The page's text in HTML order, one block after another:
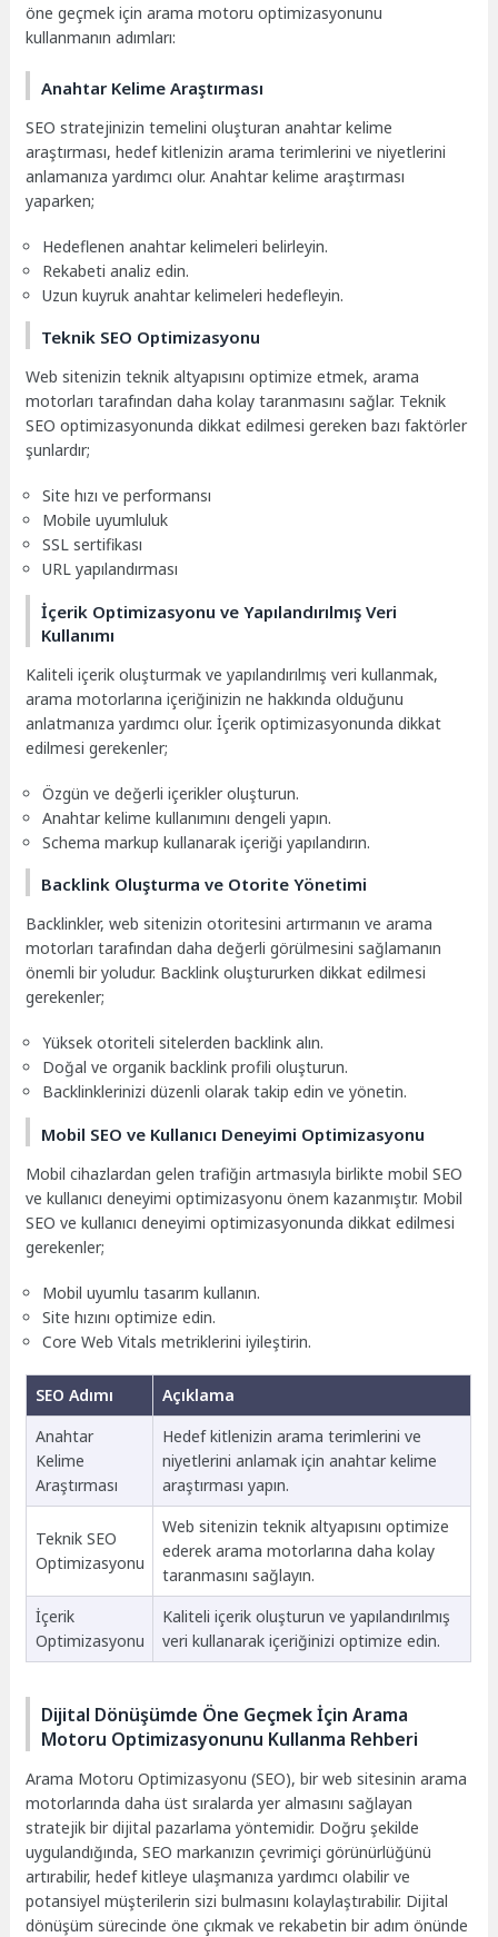
öne geçmek için arama motoru optimizasyonunu
kullanmanın adımları:
Anahtar Kelime Araştırması
SEO stratejinizin temelini oluşturan anahtar kelime
araştırması, hedef kitlenizin arama terimlerini ve niyetlerini
anlamanıza yardımcı olur. Anahtar kelime araştırması
yaparken;
Hedeflenen anahtar kelimeleri belirleyin.
Rekabeti analiz edin.
Uzun kuyruk anahtar kelimeleri hedefleyin.
Teknik SEO Optimizasyonu
Web sitenizin teknik altyapısını optimize etmek, arama
motorları tarafından daha kolay taranmasını sağlar. Teknik
SEO optimizasyonunda dikkat edilmesi gereken bazı faktörler
şunlardır;
Site hızı ve performansı
Mobile uyumluluk
SSL sertifikası
URL yapılandırması
İçerik Optimizasyonu ve Yapılandırılmış Veri
Kullanımı
Kaliteli içerik oluşturmak ve yapılandırılmış veri kullanmak,
arama motorlarına içeriğinizin ne hakkında olduğunu
anlatmanıza yardımcı olur. İçerik optimizasyonunda dikkat
edilmesi gerekenler;
Özgün ve değerli içerikler oluşturun.
Anahtar kelime kullanımını dengeli yapın.
Schema markup kullanarak içeriği yapılandırın.
Backlink Oluşturma ve Otorite Yönetimi
Backlinkler, web sitenizin otoritesini artırmanın ve arama
motorları tarafından daha değerli görülmesini sağlamanın
önemli bir yoludur. Backlink oluştururken dikkat edilmesi
gerekenler;
Yüksek otoriteli sitelerden backlink alın.
Doğal ve organik backlink profili oluşturun.
Backlinklerinizi düzenli olarak takip edin ve yönetin.
Mobil SEO ve Kullanıcı Deneyimi Optimizasyonu
Mobil cihazlardan gelen trafiğin artmasıyla birlikte mobil SEO
ve kullanıcı deneyimi optimizasyonu önem kazanmıştır. Mobil
SEO ve kullanıcı deneyimi optimizasyonunda dikkat edilmesi
gerekenler;
Mobil uyumlu tasarım kullanın.
Site hızını optimize edin.
Core Web Vitals metriklerini iyileştirin.
SEO Adımı
Açıklama
Anahtar
Kelime
Araştırması
Hedef kitlenizin arama terimlerini ve
niyetlerini anlamak için anahtar kelime
araştırması yapın.
Teknik SEO
Optimizasyonu
Web sitenizin teknik altyapısını optimize
ederek arama motorlarına daha kolay
taranmasını sağlayın.
İçerik
Optimizasyonu
Kaliteli içerik oluşturun ve yapılandırılmış
veri kullanarak içeriğinizi optimize edin.
Dijital Dönüşümde Öne Geçmek İçin Arama
Motoru Optimizasyonunu Kullanma Rehberi
Arama Motoru Optimizasyonu (SEO), bir web sitesinin arama
motorlarında daha üst sıralarda yer almasını sağlayan
stratejik bir dijital pazarlama yöntemidir. Doğru şekilde
uygulandığında, SEO markanızın çevrimiçi görünürlüğünü
artırabilir, hedef kitleye ulaşmanıza yardımcı olabilir ve
potansiyel müşterilerin sizi bulmasını kolaylaştırabilir. Dijital
dönüşüm sürecinde öne çıkmak ve rekabetin bir adım önünde